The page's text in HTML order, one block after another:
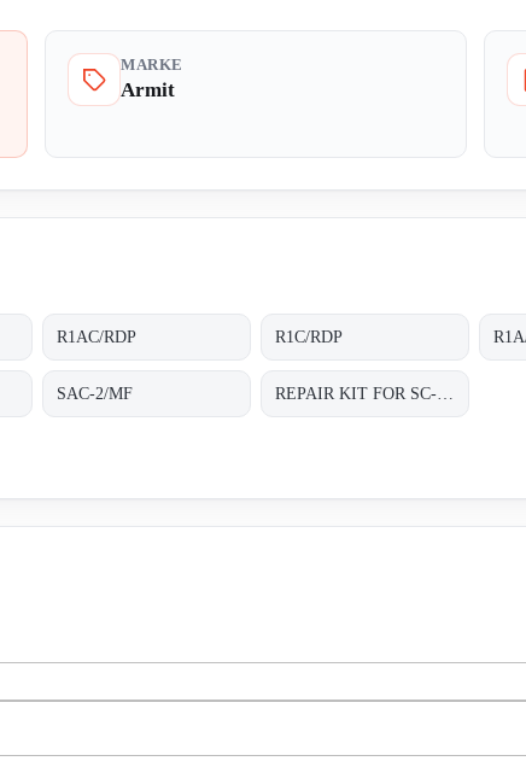
MARKE
Armit
R1AC/RDP R1C/RDP
SAC-2/MF